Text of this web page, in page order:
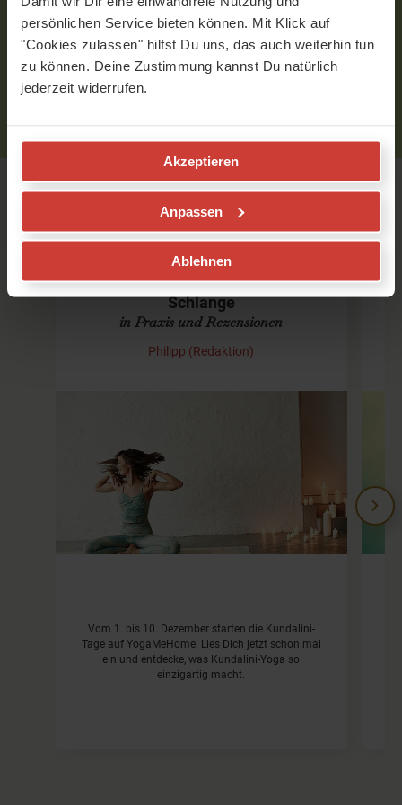
persönlichen Service bieten können. Mit Klick auf
"Cookies zulassen" hilfst Du uns, das auch weiterhin tun
zu können. Deine Zustimmung kannst Du natürlich
jederzeit widerrufen.
Akzeptieren
Anpassen
Ablehnen
nachhaltiges Programm zum
Entlasten.
Mehr über Melanies Arbeit erfährst
Passende Artikel
Kundalini Yoga - Der Weg der
Schlange
in Praxis und Rezensionen
Philipp (Redaktion)
Vom 1. bis 10. Dezember starten die Kundalini-
Tage auf YogaMeHome. Lies Dich jetzt schon mal
ein und entdecke, was Kundalini-Yoga so
einzigartig macht.